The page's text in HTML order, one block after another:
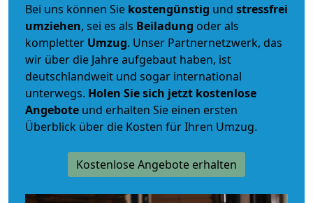
Bei uns können Sie kostengünstig und stressfrei
umziehen, sei es als Beiladung oder als
kompletter Umzug. Unser Partnernetzwerk, das
wir über die Jahre aufgebaut haben, ist
deutschlandweit und sogar international
unterwegs. Holen Sie sich jetzt kostenlose
Angebote und erhalten Sie einen ersten
Überblick über die Kosten für Ihren Umzug.
Kostenlose Angebote erhalten